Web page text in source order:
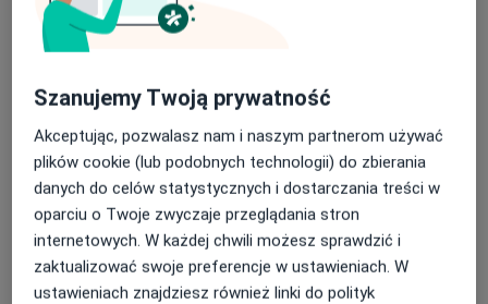
Wkłady koronowo-korzeniowe
Usuwanie zębów
Szczegóły
+ 23 usługi
W jaki sposób ustalane są ceny?
Szanujemy Twoją prywatność
Akceptując, pozwalasz nam i naszym partnerom używać
plików cookie (lub podobnych technologii) do zbierania
danych do celów statystycznych i dostarczania treści w
oparciu o Twoje zwyczaje przeglądania stron
internetowych. W każdej chwili możesz sprawdzić i
zaktualizować swoje preferencje w ustawieniach. W
ustawieniach znajdziesz również linki do polityk